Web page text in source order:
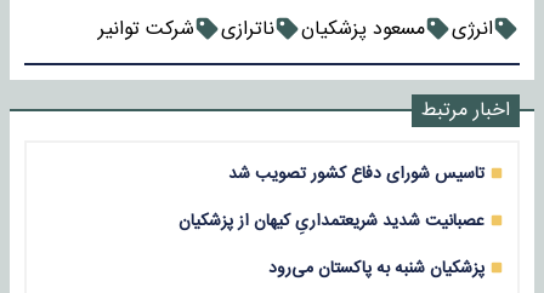
انرژی مسعود پزشکیان ناترازی شرکت توانیر
اخبار مرتبط
تاسیس شورای دفاع کشور تصویب شد
عصبانیت شدید شریعتمداریِ کیهان از پزشکیان
پزشکیان شنبه به پاکستان می‌رود